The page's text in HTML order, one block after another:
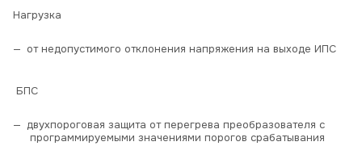
Нагрузка
от недопустимого отклонения напряжения на выходе ИПС
БПС
двухпороговая защита от перегрева преобразователя с
программируемыми значениями порогов срабатывания